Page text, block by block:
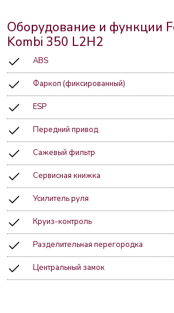
Оборудование и функции
Kombi 350 L2H2
ABS
Фаркоп (фиксированный)
ESP
Передний привод
Сажевый фильтр
Сервисная книжка
Усилитель руля
Круиз-контроль
Разделительная перегородка
Центральный замок